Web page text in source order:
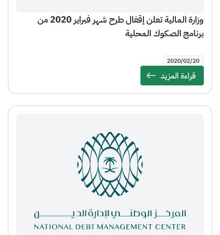
وزارة المالية تعلن إقفال طرح شهر فبراير 2020 من
برنامج الصكوك المحلية
2020/02/20
قراءة المزيد
Details